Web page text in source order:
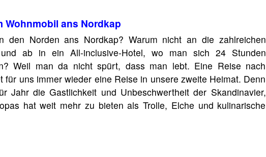
Wohnmobil ans Nordkap
den Norden ans Nordkap? Warum nicht an die zahlreichen
ab in ein All-inclusive-Hotel, wo man sich 24 Stunden
Weil man da nicht spürt, dass man lebt. Eine Reise nach
für uns immer wieder eine Reise in unsere zweite Heimat. Denn
Jahr die Gastlichkeit und Unbeschwertheit der Skandinavier,
hat weit mehr zu bieten als Trolle, Elche und kulinarische